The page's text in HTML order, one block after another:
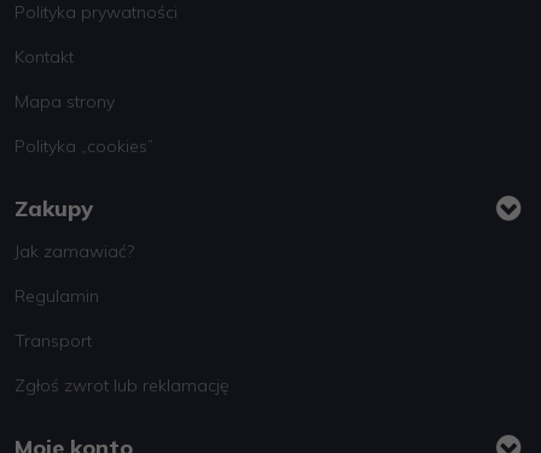
Polityka prywatności
Kontakt
Mapa strony
Polityka „cookies”
Zakupy
Jak zamawiać?
Regulamin
Transport
Zgłoś zwrot lub reklamację